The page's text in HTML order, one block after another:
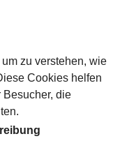
zu verstehen, wie
Cookies helfen
Besucher, die